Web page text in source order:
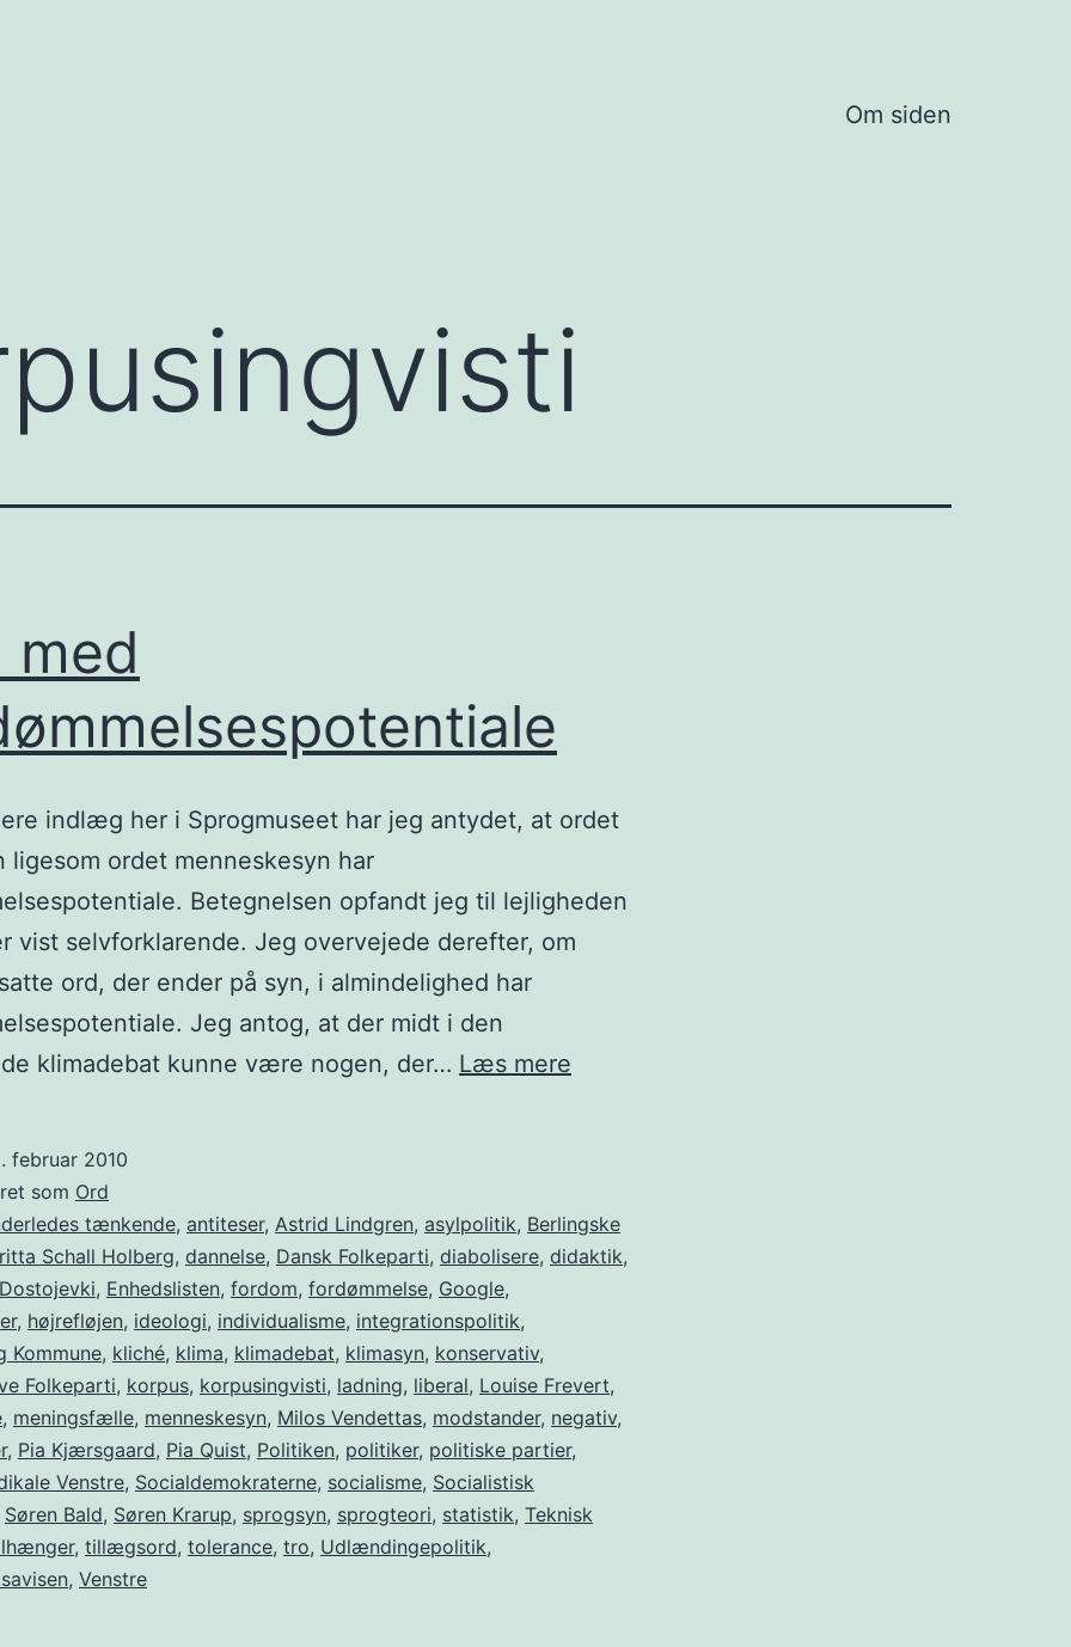
Om siden
med
indlæg her i Sprogmuseet har jeg antydet, at ordet
ligesom ordet menneskesyn har
Betegnelsen opfandt jeg til lejligheden
vist selvforklarende. Jeg overvejede derefter, om
ord, der ender på syn, i almindelighed har
Jeg antog, at der midt i den
klimadebat kunne være nogen, der… Læs mere
februar 2010
som Ord
tænkende, antiteser, Astrid Lindgren, asylpolitik, Berlingske
Schall Holberg, dannelse, Dansk Folkeparti, diabolisere, didaktik,
Dostojevki, Enhedslisten, fordom, fordømmelse, Google,
, højrefløjen, ideologi, individualisme, integrationspolitik,
Kommune, kliché, klima, klimadebat, klimasyn, konservativ,
Folkeparti, korpus, korpusingvisti, ladning, liberal, Louise Frevert,
, meningsfælle, menneskesyn, Milos Vendettas, modstander, negativ,
, Pia Kjærsgaard, Pia Quist, Politiken, politiker, politiske partier,
Venstre, Socialdemokraterne, socialisme, Socialistisk
Søren Bald, Søren Krarup, sprogsyn, sprogteori, statistik, Teknisk
, tillægsord, tolerance, tro, Udlændingepolitik,
, Venstre